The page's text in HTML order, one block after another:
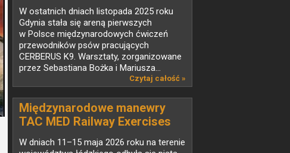
W ostatnich dniach listopada 2025 roku
Gdynia stała się areną pierwszych
w Polsce międzynarodowych ćwiczeń
przewodników psów pracujących
CERBERUS K9. Warsztaty, zorganizowane
przez Sebastiana Bożka i Mariusza...
Czytaj całość »
Międzynarodowe manewry
TAC MED Railway Exercises
SPAŁA 2026 zakończone
W dniach 11–15 maja 2026 roku na terenie